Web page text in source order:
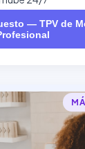
— TPV de